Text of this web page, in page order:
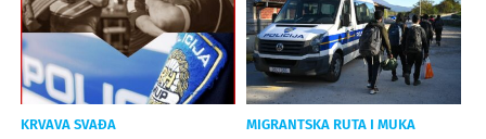
KRVAVA SVAĐA MIGRANTSKA RUTA I MUKA